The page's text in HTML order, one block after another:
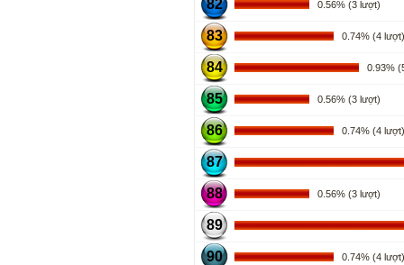
82 0.56% (3 lượt)
83 0.74% (4 lượt)
84 0.93%
85 0.56% (3 lượt)
86 0.74% (4 lượt)
87
88 0.56% (3 lượt)
89
90 0.74% (4 lượt)